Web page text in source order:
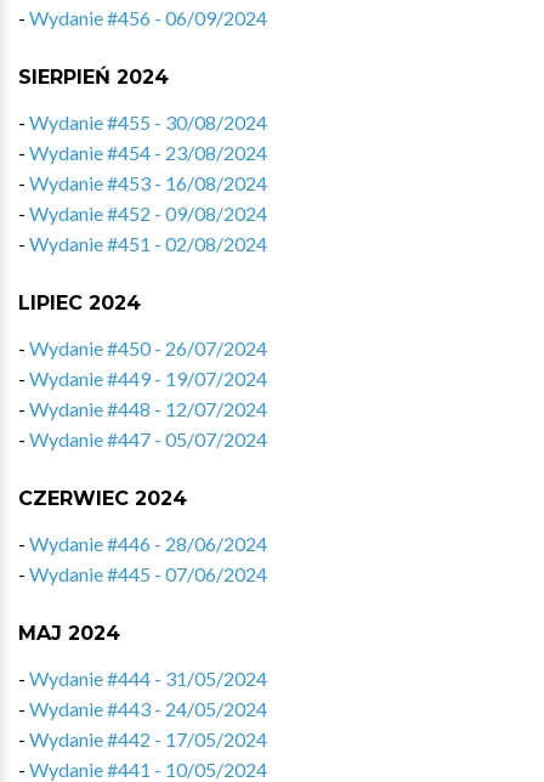
- Wydanie #456 - 06/09/2024
SIERPIEŃ 2024
- Wydanie #455 - 30/08/2024
- Wydanie #454 - 23/08/2024
- Wydanie #453 - 16/08/2024
- Wydanie #452 - 09/08/2024
- Wydanie #451 - 02/08/2024
LIPIEC 2024
- Wydanie #450 - 26/07/2024
- Wydanie #449 - 19/07/2024
- Wydanie #448 - 12/07/2024
- Wydanie #447 - 05/07/2024
CZERWIEC 2024
- Wydanie #446 - 28/06/2024
- Wydanie #445 - 07/06/2024
MAJ 2024
- Wydanie #444 - 31/05/2024
- Wydanie #443 - 24/05/2024
- Wydanie #442 - 17/05/2024
- Wydanie #441 - 10/05/2024